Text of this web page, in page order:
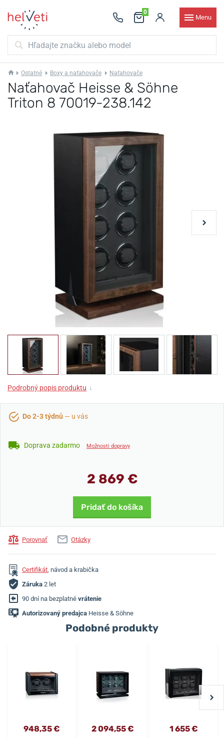
0
Menu
Ostatné Boxy a naťahovače Naťahovače
Naťahovač Heisse & Söhne
Triton 8 70019-238.142
Podrobný popis produktu ↓
Do 2-3 týdnů — u vás
Doprava zadarmo Možnosti dopravy
2 869 €
Pridať do košíka
Porovnať Otázky
Certifikát, návod a krabička
Záruka 2 let
90 dní na bezplatné vrátenie
Autorizovaný predajca Heisse & Söhne
Podobné produkty
948,35 € 2 094,55 € 1 655 €